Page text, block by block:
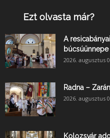
Ezt olvasta már?
A
búcsúünnepe
2026. augusztus
Radna –
2026. augusztus
Kolozsvár